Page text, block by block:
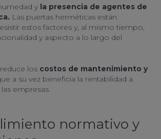
y la presencia de agentes de
Las puertas herméticas están
estos factores y, al mismo tiempo,
y aspecto a lo largo del
los costos de mantenimiento y
a su vez beneficia la rentabilidad a
empresas.
normativo y